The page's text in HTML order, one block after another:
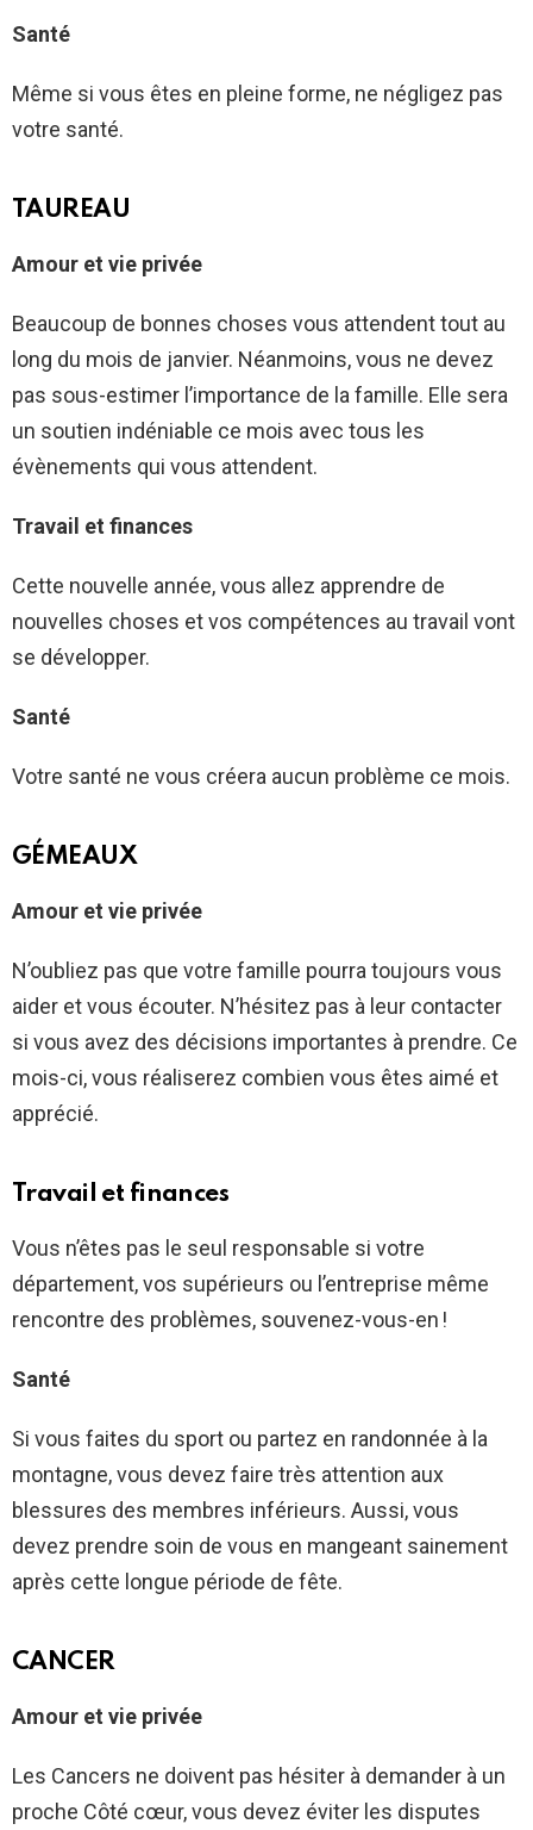
Santé
Même si vous êtes en pleine forme, ne négligez pas
votre santé.
TAUREAU
Amour et vie privée
Beaucoup de bonnes choses vous attendent tout au
long du mois de janvier. Néanmoins, vous ne devez
pas sous-estimer l’importance de la famille. Elle sera
un soutien indéniable ce mois avec tous les
évènements qui vous attendent.
Travail et finances
Cette nouvelle année, vous allez apprendre de
nouvelles choses et vos compétences au travail vont
se développer.
Santé
Votre santé ne vous créera aucun problème ce mois.
GÉMEAUX
Amour et vie privée
N’oubliez pas que votre famille pourra toujours vous
aider et vous écouter. N’hésitez pas à leur contacter
si vous avez des décisions importantes à prendre. Ce
mois-ci, vous réaliserez combien vous êtes aimé et
apprécié.
Travail et finances
Vous n’êtes pas le seul responsable si votre
département, vos supérieurs ou l’entreprise même
rencontre des problèmes, souvenez-vous-en !
Santé
Si vous faites du sport ou partez en randonnée à la
montagne, vous devez faire très attention aux
blessures des membres inférieurs. Aussi, vous
devez prendre soin de vous en mangeant sainement
après cette longue période de fête.
CANCER
Amour et vie privée
Les Cancers ne doivent pas hésiter à demander à un
proche Côté cœur, vous devez éviter les disputes